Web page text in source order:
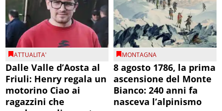
ATTUALITA'
Dalle Valle d’Aosta al
Friuli: Henry regala un
motorino Ciao ai
ragazzini che
MONTAGNA
8 agosto 1786, la prima
ascensione del Monte
Bianco: 240 anni fa
nasceva l’alpinismo